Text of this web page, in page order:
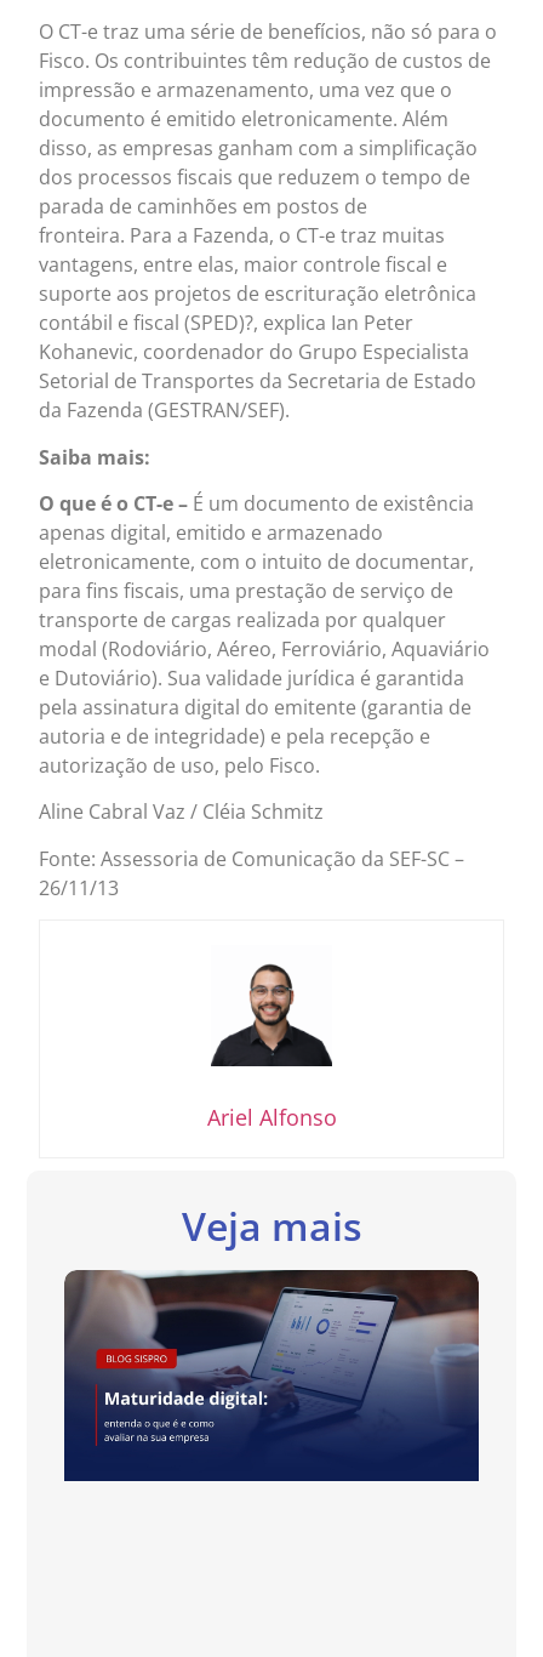
O CT-e traz uma série de benefícios, não só para o
Fisco. Os contribuintes têm redução de custos de
impressão e armazenamento, uma vez que o
documento é emitido eletronicamente. Além
disso, as empresas ganham com a simplificação
dos processos fiscais que reduzem o tempo de
parada de caminhões em postos de
fronteira. Para a Fazenda, o CT-e traz muitas
vantagens, entre elas, maior controle fiscal e
suporte aos projetos de escrituração eletrônica
contábil e fiscal (SPED)?, explica Ian Peter
Kohanevic, coordenador do Grupo Especialista
Setorial de Transportes da Secretaria de Estado
da Fazenda (GESTRAN/SEF).
Saiba mais:
O que é o CT-e – É um documento de existência
apenas digital, emitido e armazenado
eletronicamente, com o intuito de documentar,
para fins fiscais, uma prestação de serviço de
transporte de cargas realizada por qualquer
modal (Rodoviário, Aéreo, Ferroviário, Aquaviário
e Dutoviário). Sua validade jurídica é garantida
pela assinatura digital do emitente (garantia de
autoria e de integridade) e pela recepção e
autorização de uso, pelo Fisco.
Aline Cabral Vaz / Cléia Schmitz
Fonte: Assessoria de Comunicação da SEF-SC –
26/11/13
Ariel Alfonso
Veja mais